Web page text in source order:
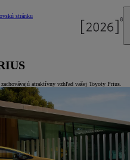
stránku
atraktívny vzhľad vašej Toyoty Prius.